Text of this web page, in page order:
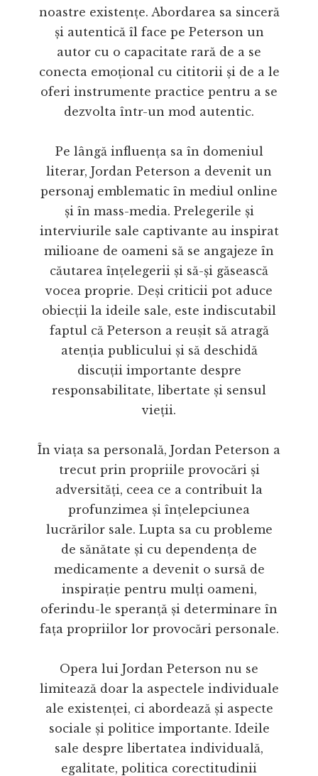
noastre existențe. Abordarea sa sinceră
și autentică îl face pe Peterson un
autor cu o capacitate rară de a se
conecta emoțional cu cititorii și de a le
oferi instrumente practice pentru a se
dezvolta într-un mod autentic.
Pe lângă influența sa în domeniul
literar, Jordan Peterson a devenit un
personaj emblematic în mediul online
și în mass-media. Prelegerile și
interviurile sale captivante au inspirat
milioane de oameni să se angajeze în
căutarea înțelegerii și să-și găsească
vocea proprie. Deși criticii pot aduce
obiecții la ideile sale, este indiscutabil
faptul că Peterson a reușit să atragă
atenția publicului și să deschidă
discuții importante despre
responsabilitate, libertate și sensul
vieții.
În viața sa personală, Jordan Peterson a
trecut prin propriile provocări și
adversități, ceea ce a contribuit la
profunzimea și înțelepciunea
lucrărilor sale. Lupta sa cu probleme
de sănătate și cu dependența de
medicamente a devenit o sursă de
inspirație pentru mulți oameni,
oferindu-le speranță și determinare în
fața propriilor lor provocări personale.
Opera lui Jordan Peterson nu se
limitează doar la aspectele individuale
ale existenței, ci abordează și aspecte
sociale și politice importante. Ideile
sale despre libertatea individuală,
egalitate, politica corectitudinii